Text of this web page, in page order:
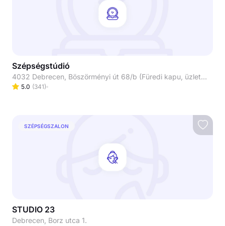
Szépségstúdió
4032 Debrecen, Böszörményi út 68/b (Füredi kapu, üzletsor/ Lana ruházat mellett balra)
5.0 (341)
SZÉPSÉGSZALON
STUDIO 23
Debrecen, Borz utca 1.